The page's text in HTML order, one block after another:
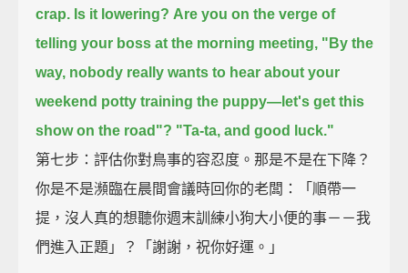
crap. Is it lowering? Are you on the verge of
telling your boss at the morning meeting, "By the
way, nobody really wants to hear about your
weekend potty training the puppy— let's get this
show on the road"? "Ta-ta, and good luck."
第七步：評估你對鳥事的容忍度。那是不是在下降？
你是不是瀕臨在晨間會議時回你的老闆：「順帶一
提，沒人真的想聽你週末訓練小狗大小便的事－－我
們進入正題」？「謝謝，祝你好運。」